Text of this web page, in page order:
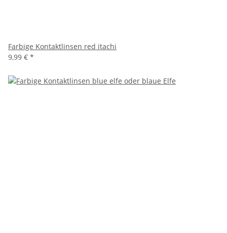
Farbige Kontaktlinsen red itachi
9,99 € *